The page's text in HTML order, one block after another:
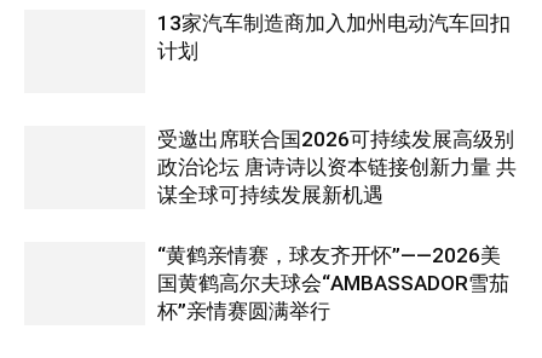
13家汽车制造商加入加州电动汽车回扣
计划
受邀出席联合国2026可持续发展高级别
政治论坛 唐诗诗以资本链接创新力量 共
谋全球可持续发展新机遇
“黄鹤亲情赛，球友齐开怀”——2026美
国黄鹤高尔夫球会“AMBASSADOR雪茄
杯”亲情赛圆满举行